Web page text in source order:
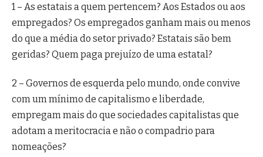
1 – As estatais a quem pertencem? Aos Estados ou aos
empregados? Os empregados ganham mais ou menos
do que a média do setor privado? Estatais são bem
geridas? Quem paga prejuízo de uma estatal?
2 – Governos de esquerda pelo mundo, onde convive
com um mínimo de capitalismo e liberdade,
empregam mais do que sociedades capitalistas que
adotam a meritocracia e não o compadrio para
nomeações?